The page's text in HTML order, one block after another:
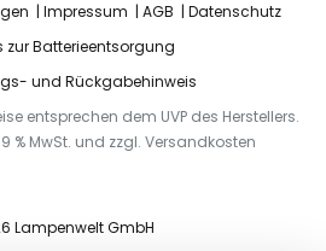
Impressum AGB
Datenschutz
zur Batterieentsorgung
und Rückgabehinweis
entsprechen dem UVP des Herstellers.
% MwSt. und zzgl. Versandkosten
Lampenwelt GmbH